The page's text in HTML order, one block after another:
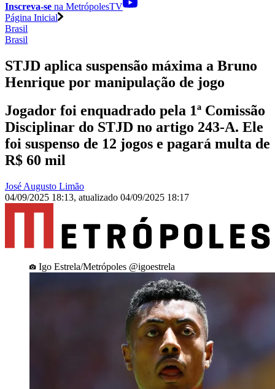
Inscreva-se na MetrópolesTV
Página Inicial
Brasil
Brasil
STJD aplica suspensão máxima a Bruno
Henrique por manipulação de jogo
Jogador foi enquadrado pela 1ª Comissão
Disciplinar do STJD no artigo 243-A. Ele
foi suspenso de 12 jogos e pagará multa de
R$ 60 mil
José Augusto Limão
04/09/2025 18:13, atualizado 04/09/2025 18:17
Igo Estrela/Metrópoles @igoestrela